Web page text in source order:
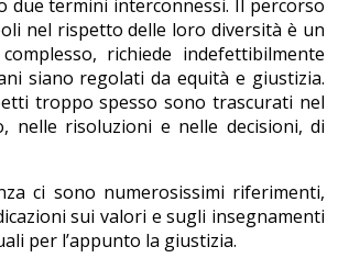
due termini interconnessi. Il percorso
nel rispetto delle loro diversità è un
richiede indefettibilmente
siano regolati da equità e giustizia.
troppo spesso sono trascurati nel
nelle risoluzioni e nelle decisioni, di
ci sono numerosissimi riferimenti,
sui valori e sugli insegnamenti
per l’appunto la giustizia.